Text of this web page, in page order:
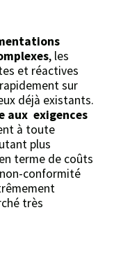
, les
et réactives
sur
déjà existants.
aux exigences
à toute
plus
terme de coûts
non-conformité
très